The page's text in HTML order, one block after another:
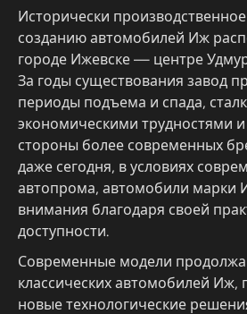
Исторически
созданию автомобилей Иж
городе Ижевске — центре
За годы существования завод
периоды подъема и спада,
экономическими трудностями
стороны более современных
даже сегодня, в условиях
автопрома, автомобили марки
внимания благодаря своей
доступности.
Современные модели
классических автомобилей Иж,
новые технологические